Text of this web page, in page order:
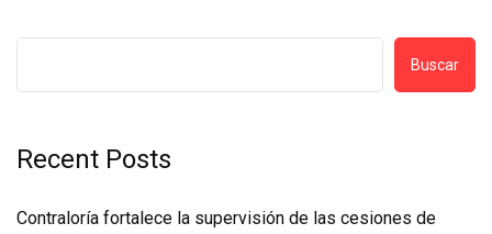
Buscar
Recent Posts
Contraloría fortalece la supervisión de las cesiones de